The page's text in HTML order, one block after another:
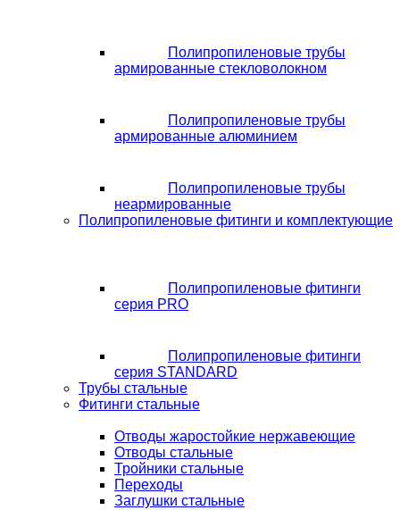
Полипропиленовые трубы
армированные стекловолокном
Полипропиленовые трубы
армированные алюминием
Полипропиленовые трубы
неармированные
Полипропиленовые фитинги и комплектующие
Полипропиленовые фитинги
серия PRO
Полипропиленовые фитинги
серия STANDARD
Трубы стальные
Фитинги стальные
Отводы жаростойкие нержавеющие
Отводы стальные
Тройники стальные
Переходы
Заглушки стальные